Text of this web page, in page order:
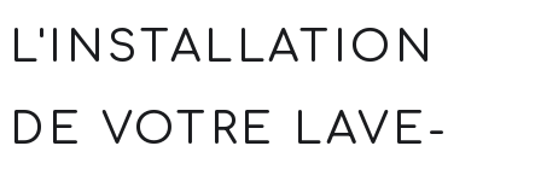
L'INSTALLATION
DE VOTRE LAVE-